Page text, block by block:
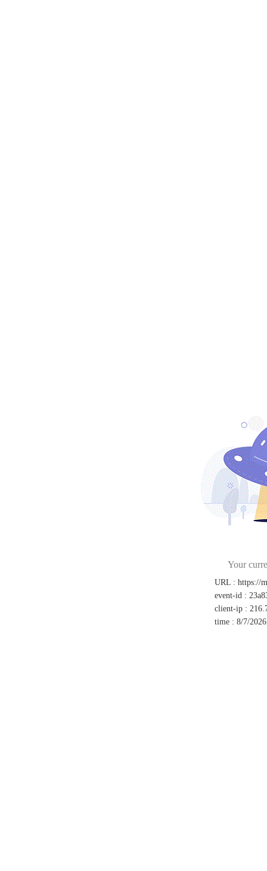
Your
URL : https://
event-id :
client-ip :
time : 8/7/